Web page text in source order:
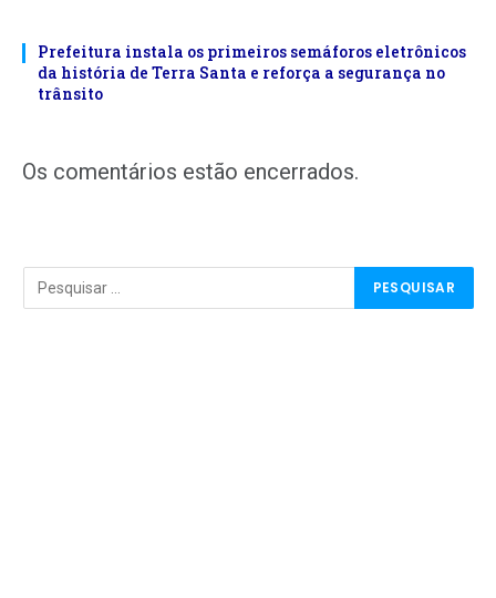
Prefeitura instala os primeiros semáforos eletrônicos
da história de Terra Santa e reforça a segurança no
trânsito
Os comentários estão encerrados.